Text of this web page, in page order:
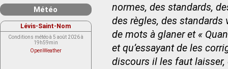
normes, des standards,
des règles, des standards
de mots à glaner et «
et qu’essayant de les
discours il les faut laisser,
Météo
Lévis-Saint-Nom
Conditions météo à 5 août 2026 à
19h59min
OpenWeather